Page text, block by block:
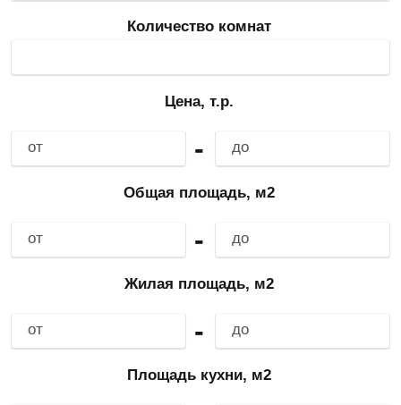
Количество комнат
Цена, т.р.
-
Общая площадь, м2
-
Жилая площадь, м2
-
Площадь кухни, м2